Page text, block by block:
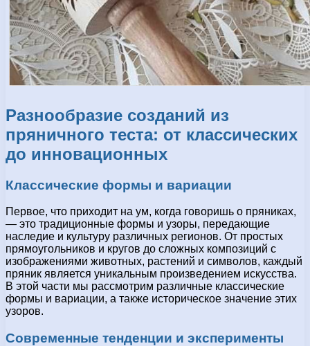
Разнообразие созданий из
пряничного теста: от классических
до инновационных
Классические формы и вариации
Первое, что приходит на ум, когда говоришь о пряниках,
— это традиционные формы и узоры, передающие
наследие и культуру различных регионов. От простых
прямоугольников и кругов до сложных композиций с
изображениями животных, растений и символов, каждый
пряник является уникальным произведением искусства.
В этой части мы рассмотрим различные классические
формы и вариации, а также историческое значение этих
узоров.
Современные тенденции и эксперименты